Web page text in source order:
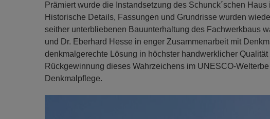
Prämiert wurde die Instandsetzung des Schunck´schen
Historische Details, Fassungen und Grundrisse wurden
seither unterbliebenen Bauunterhaltung des Fachwerkbaus
und Dr. Eberhard Hesse in enger Zusammenarbeit mit
denkmalgerechte Lösung in höchster handwerklicher
Rückgewinnung dieses Wahrzeichens im UNESCO-
Denkmalpflege.